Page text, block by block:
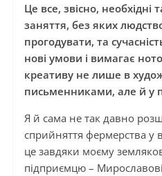
Це все, звісно, необхідні
заняття, без яких
прогодувати, та
нові умови і вимагає
креативу не лише в
письменниками, але й у
Я й сама не так давно
сприйняття фермерства у
це завдяки моєму
підприємцю –